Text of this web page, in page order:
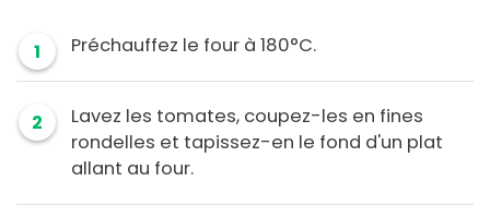
1 Préchauffez le four à 180°C.
2
Lavez les tomates, coupez-les en fines
rondelles et tapissez-en le fond d'un plat
allant au four.